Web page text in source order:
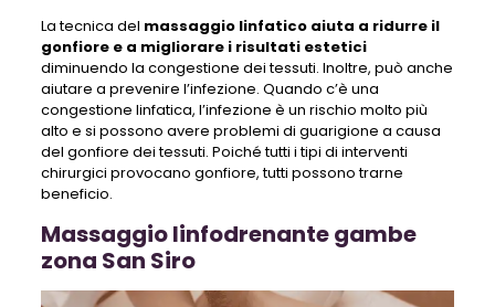
La tecnica del massaggio linfatico aiuta a ridurre il
gonfiore e a migliorare i risultati estetici
diminuendo la congestione dei tessuti. Inoltre, può anche
aiutare a prevenire l’infezione. Quando c’è una
congestione linfatica, l’infezione è un rischio molto più
alto e si possono avere problemi di guarigione a causa
del gonfiore dei tessuti. Poiché tutti i tipi di interventi
chirurgici provocano gonfiore, tutti possono trarne
beneficio.
Massaggio linfodrenante gambe
zona San Siro